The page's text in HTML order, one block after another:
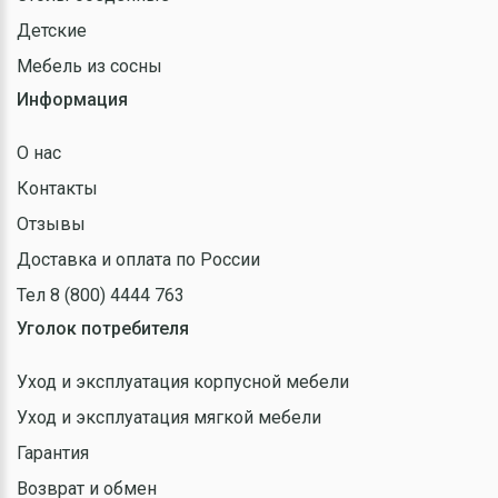
Детские
Мебель из сосны
Информация
О нас
Контакты
Отзывы
Доставка и оплата по России
Тел 8 (800) 4444 763
Уголок потребителя
Уход и эксплуатация корпусной мебели
Уход и эксплуатация мягкой мебели
Гарантия
Возврат и обмен